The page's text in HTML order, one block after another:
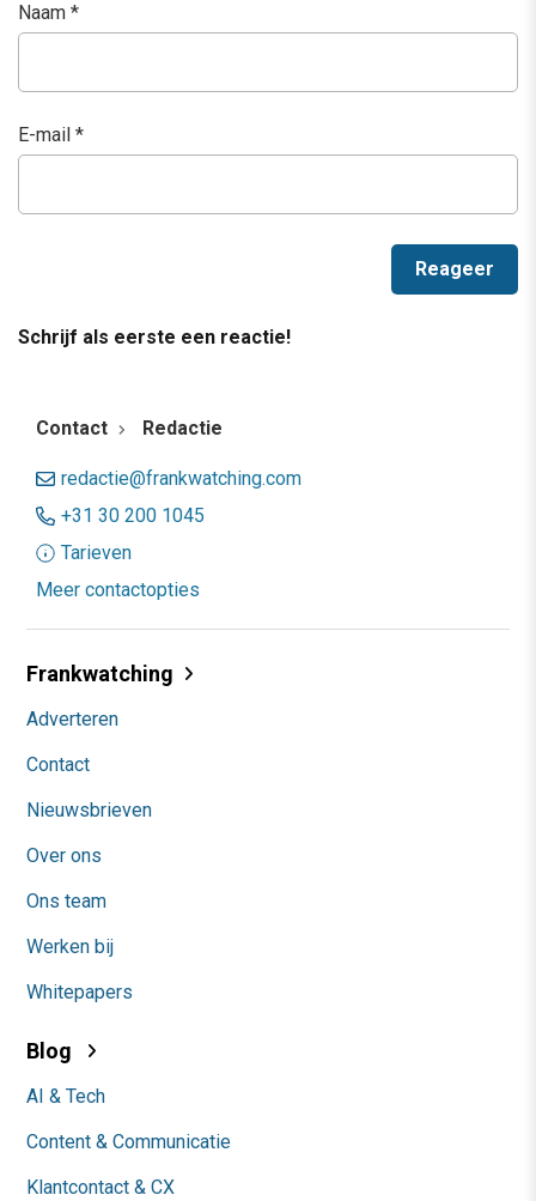
Naam *
E-mail *
Schrijf als eerste een reactie!
Contact Redactie
redactie@frankwatching.com
+31 30 200 1045
Tarieven
Meer contactopties
Frankwatching
Adverteren
Contact
Nieuwsbrieven
Over ons
Ons team
Werken bij
Whitepapers
Blog
AI & Tech
Content & Communicatie
Klantcontact & CX